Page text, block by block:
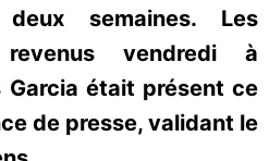
semaines. Les
vendredi à
Garcia était présent ce
de presse, validant le